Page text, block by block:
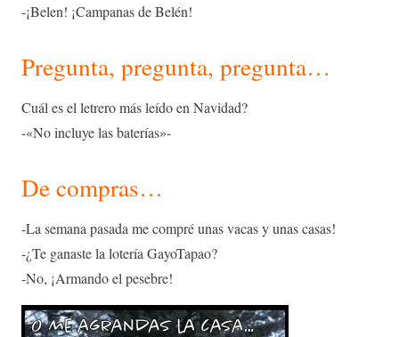
-¡Belen! ¡Campanas de Belén!
Pregunta, pregunta, pregunta…
Cuál es el letrero más leído en Navidad?
-«No incluye las baterías»-
De compras…
-La semana pasada me compré unas vacas y unas casas!
-¿Te ganaste la lotería GayoTapao?
-No, ¡Armando el pesebre!